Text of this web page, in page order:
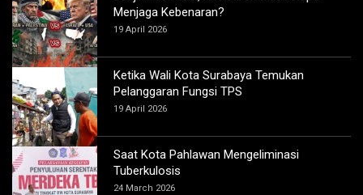
Menjaga Kebenaran?
19 April 2026
Ketika Wali Kota Surabaya Temukan
Pelanggaran Fungsi TPS
19 April 2026
Saat Kota Pahlawan Mengeliminasi
Tuberkulosis
24 March 2026